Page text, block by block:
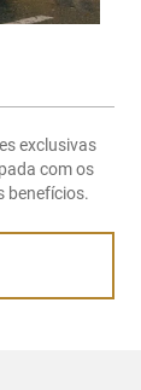
exclusivas
com os
benefícios.